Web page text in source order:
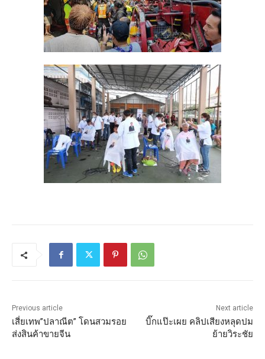
Previous article
เสี่ยเทพ”ปลาณีต” โดนสวมรอย
ส่งสินค้าขายจีน
Next article
บิ๊กแป๊ะเผย คลิปเสียงหลุดปม
ย้ายวิระชัย